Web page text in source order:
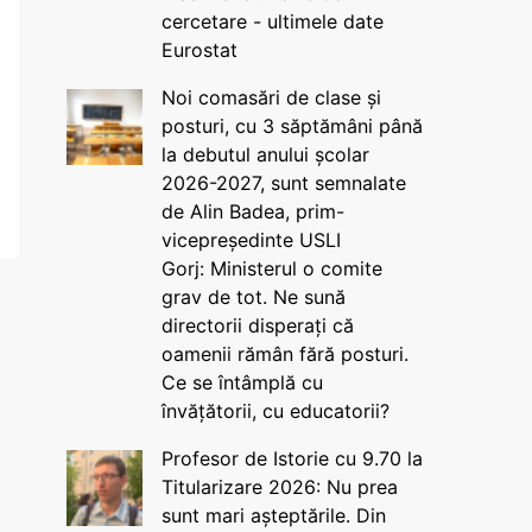
cercetare - ultimele date
Eurostat
Noi comasări de clase și
posturi, cu 3 săptămâni până
la debutul anului școlar
2026-2027, sunt semnalate
de Alin Badea, prim-
vicepreședinte USLI
Gorj: Ministerul o comite
grav de tot. Ne sună
directorii disperați că
oamenii rămân fără posturi.
Ce se întâmplă cu
învățătorii, cu educatorii?
Profesor de Istorie cu 9.70 la
Titularizare 2026: Nu prea
sunt mari așteptările. Din